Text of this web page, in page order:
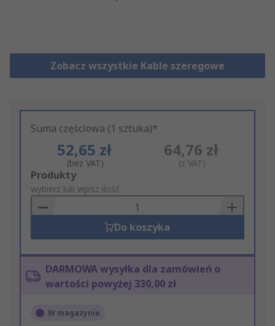
Zobacz wszystkie Kable szeregowe
Suma częściowa (1 sztuka)*
52,65 zł
(bez VAT)
64,76 zł
(z VAT)
Add
to
Basket
Produkty
wybierz lub wpisz ilość
Do koszyka
DARMOWA wysyłka dla zamówień o
wartości powyżej 330,00 zł
W magazynie